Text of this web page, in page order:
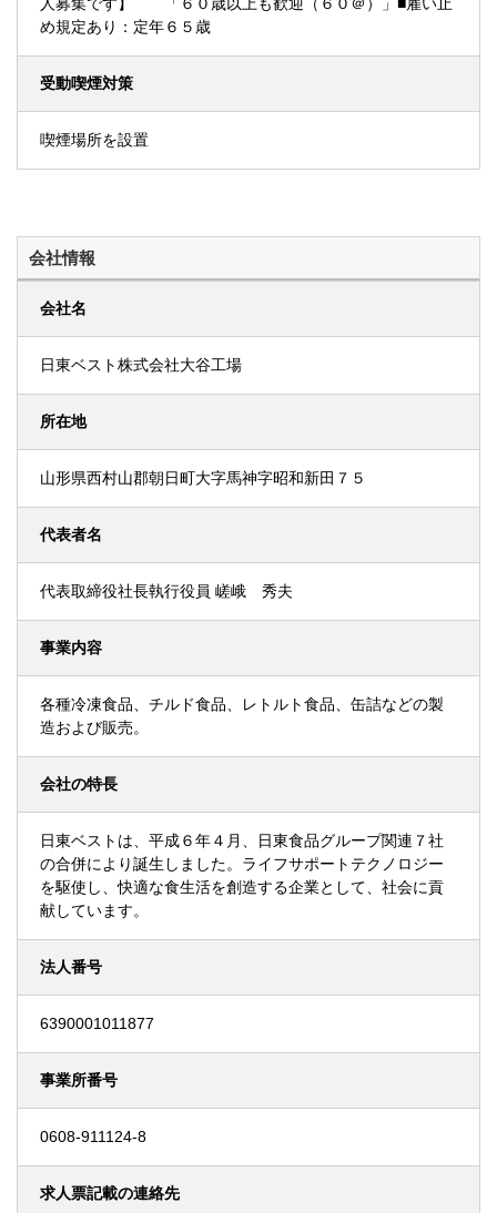
め規定あり：定年６５歳
受動喫煙対策
喫煙場所を設置
会社情報
会社名
日東ベスト株式会社大谷工場
所在地
山形県西村山郡朝日町大字馬神字昭和新田７５
代表者名
代表取締役社長執行役員 嵯峨 秀夫
事業内容
各種冷凍食品、チルド食品、レトルト食品、缶詰などの製
造および販売。
会社の特長
日東ベストは、平成６年４月、日東食品グループ関連７社
の合併により誕生しました。ライフサポートテクノロジー
を駆使し、快適な食生活を創造する企業として、社会に貢
献しています。
法人番号
6390001011877
事業所番号
0608-911124-8
求人票記載の連絡先